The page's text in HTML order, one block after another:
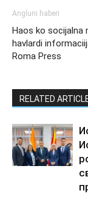
Angluni haberi
Haos ko socijalna
havlardi
Roma Press
RELATED